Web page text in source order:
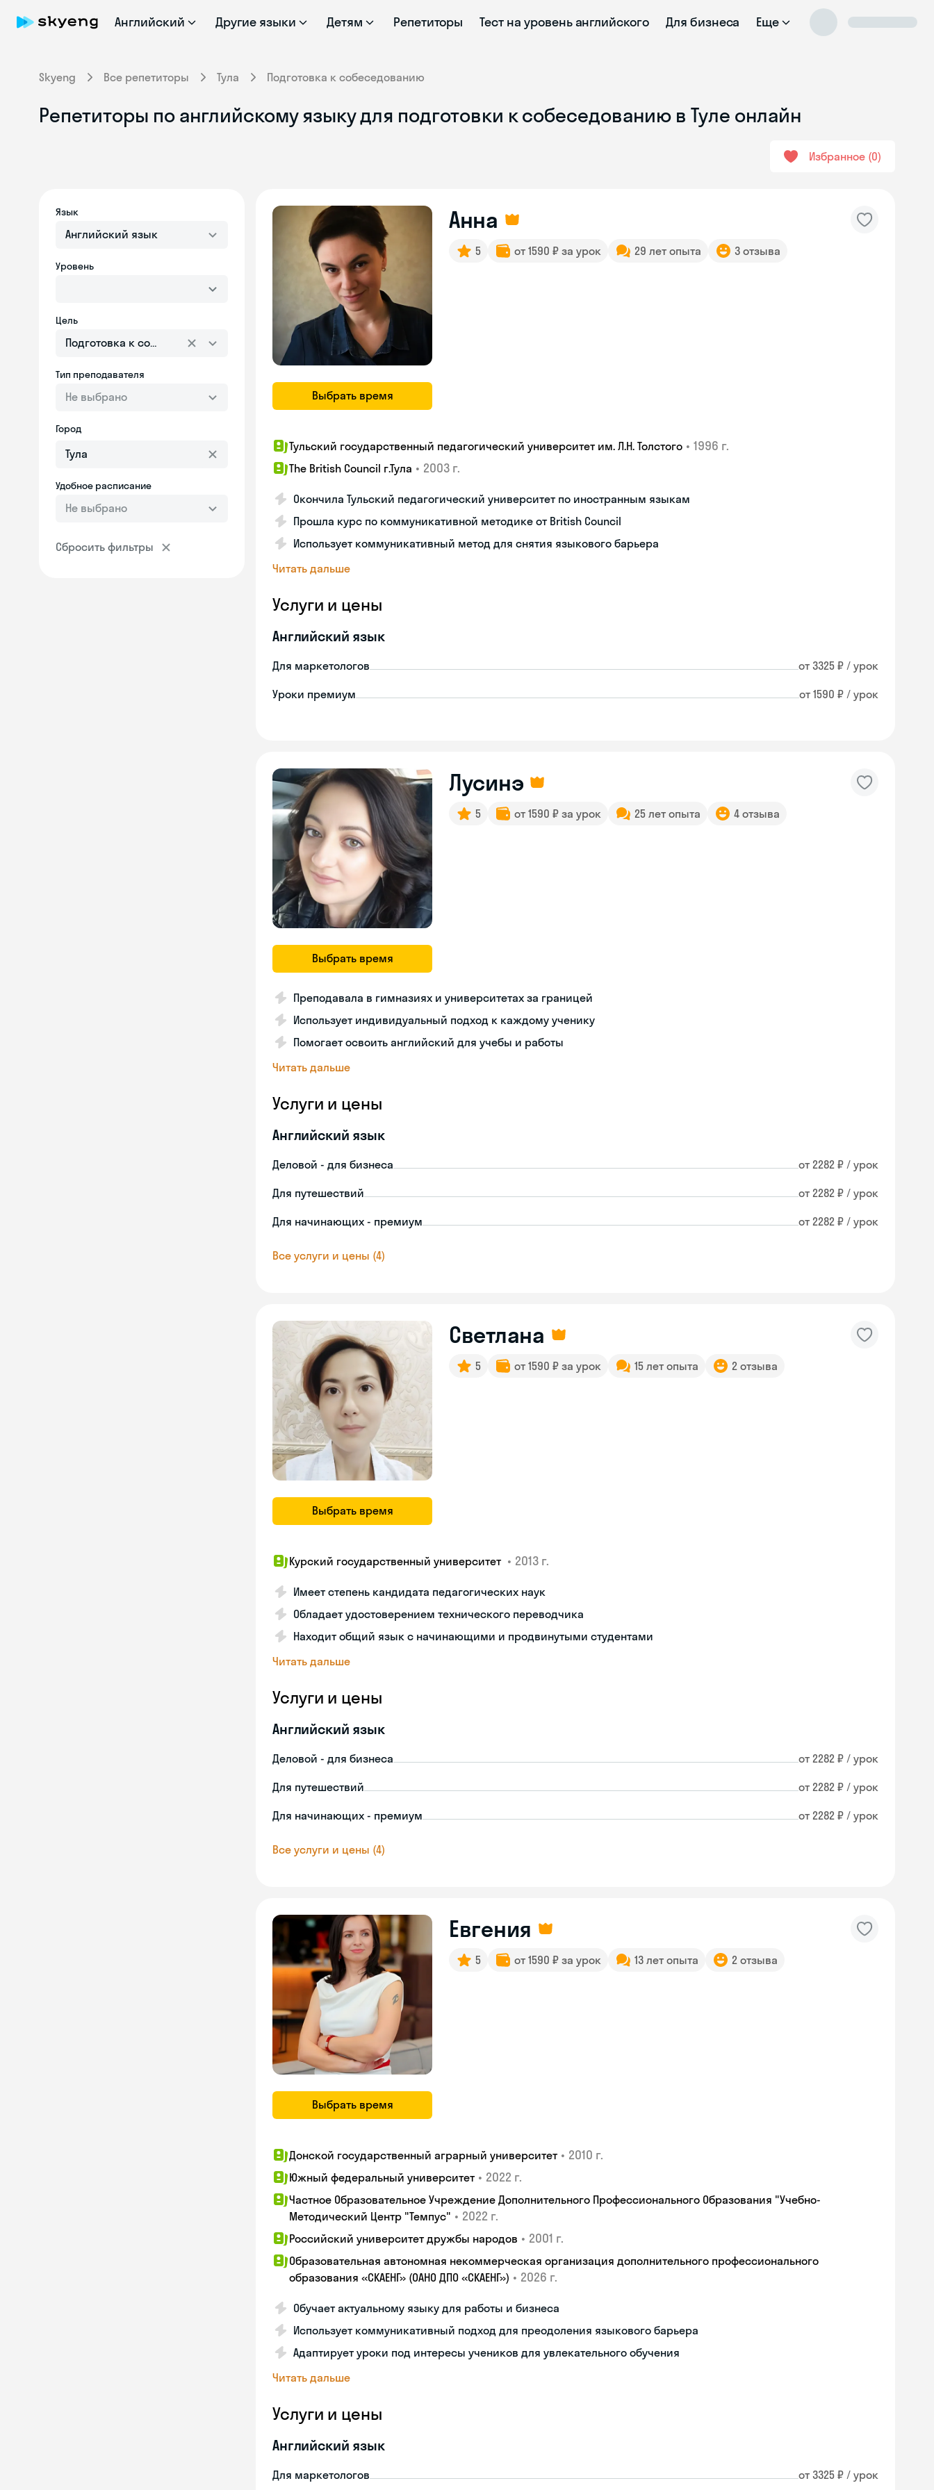
Английский Другие языки Детям Репетиторы Тест на уровень английского Для бизнеса Еще
Skyeng Все репетиторы Тула Подготовка к собеседованию
Репетиторы по английскому языку для подготовки к собеседованию в Туле онлайн
Избранное 0
Язык
Английский язык
Уровень
Цель
Подготовка к собеседованию
Тип преподавателя
Не выбрано
Город
Удобное расписание
Не выбрано
Сбросить фильтры
Выбрать время
Анна
5 от 1590 ₽ за урок 29 лет опыта 3 отзыва
Тульский государственный педагогический университет им. Л.Н. Толстого • 1996 г.
The British Council г.Тула • 2003 г.
Окончила Тульский педагогический университет по иностранным языкам
Прошла курс по коммуникативной методике от British Council
Использует коммуникативный метод для снятия языкового барьера
Читать дальше
Услуги и цены
Английский язык
Для маркетологов от 3325 ₽ / урок
Уроки премиум от 1590 ₽ / урок
Выбрать время
Лусинэ
5 от 1590 ₽ за урок 25 лет опыта 4 отзыва
Преподавала в гимназиях и университетах за границей
Использует индивидуальный подход к каждому ученику
Помогает освоить английский для учебы и работы
Читать дальше
Услуги и цены
Английский язык
Деловой - для бизнеса от 2282 ₽ / урок
Для путешествий от 2282 ₽ / урок
Для начинающих - премиум от 2282 ₽ / урок
Все услуги и цены (4)
Выбрать время
Светлана
5 от 1590 ₽ за урок 15 лет опыта 2 отзыва
Курский государственный университет • 2013 г.
Имеет степень кандидата педагогических наук
Обладает удостоверением технического переводчика
Находит общий язык с начинающими и продвинутыми студентами
Читать дальше
Услуги и цены
Английский язык
Деловой - для бизнеса от 2282 ₽ / урок
Для путешествий от 2282 ₽ / урок
Для начинающих - премиум от 2282 ₽ / урок
Все услуги и цены (4)
Выбрать время
Евгения
5 от 1590 ₽ за урок 13 лет опыта 2 отзыва
Донской государственный аграрный университет • 2010 г.
Южный федеральный университет • 2022 г.
Частное Образовательное Учреждение Дополнительного Профессионального Образования "Учебно-
Методический Центр "Темпус" • 2022 г.
Российский университет дружбы народов • 2001 г.
Образовательная автономная некоммерческая организация дополнительного профессионального
образования «СКАЕНГ» (ОАНО ДПО «СКАЕНГ») • 2026 г.
Обучает актуальному языку для работы и бизнеса
Использует коммуникативный подход для преодоления языкового барьера
Адаптирует уроки под интересы учеников для увлекательного обучения
Читать дальше
Услуги и цены
Английский язык
Для маркетологов от 3325 ₽ / урок
online